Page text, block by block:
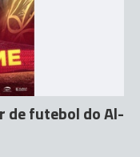
de futebol do Al-